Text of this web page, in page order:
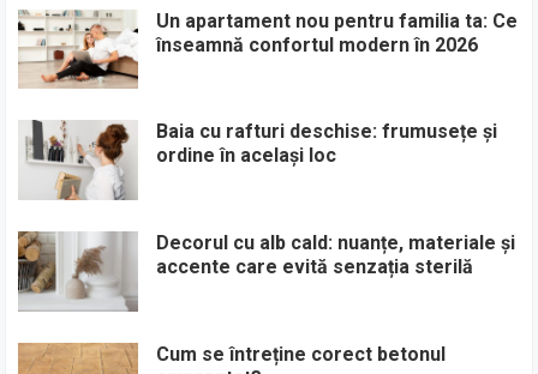
Un apartament nou pentru familia ta: Ce
înseamnă confortul modern în 2026
Baia cu rafturi deschise: frumusețe și
ordine în același loc
Decorul cu alb cald: nuanțe, materiale și
accente care evită senzația sterilă
Cum se întreține corect betonul